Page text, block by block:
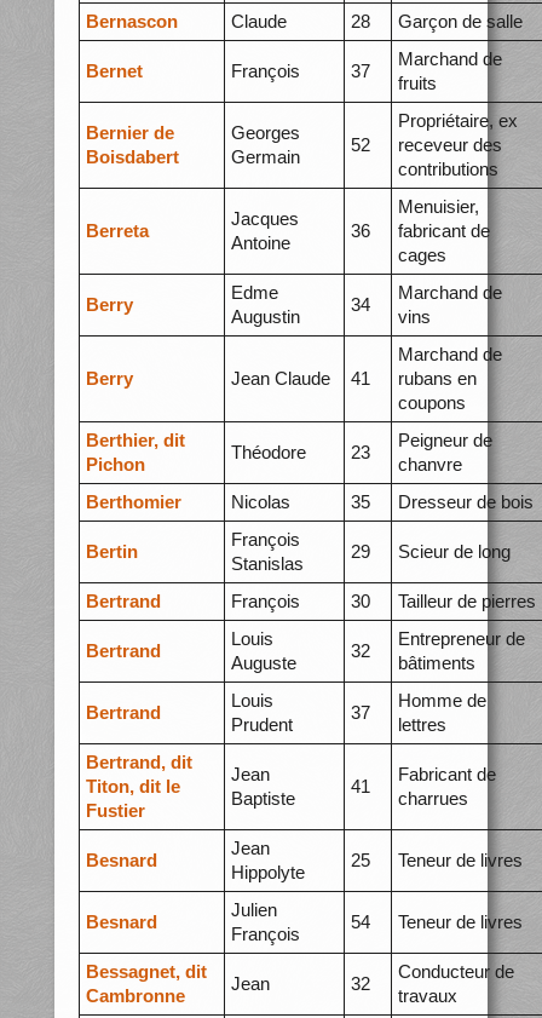
Bernascon Claude 28 Garçon de salle
Bernet François 37
Marchand de
fruits
Bernier de
Boisdabert
Georges
Germain
52
Propriétaire, ex
receveur des
contributions
Berreta
Jacques
Antoine
36
Menuisier,
fabricant de
cages
Berry
Edme
Augustin
34
Marchand de
vins
Berry Jean Claude 41
Marchand de
rubans en
coupons
Berthier, dit
Pichon
Théodore 23
Peigneur de
chanvre
Berthomier
Nicolas 35 Dresseur de bois
Bertin
François
Stanislas
29 Scieur de long
Bertrand François 30 Tailleur de pierres
Bertrand
Louis
Auguste
32
Entrepreneur de
bâtiments
Bertrand
Louis
Prudent
37
Homme de
lettres
Bertrand, dit
Titon, dit le
Fustier
Jean
Baptiste
41
Fabricant de
charrues
Besnard
Jean
Hippolyte
25 Teneur de livres
Besnard
Julien
François
54 Teneur de livres
Bessagnet, dit
Cambronne
Jean 32
Conducteur de
travaux